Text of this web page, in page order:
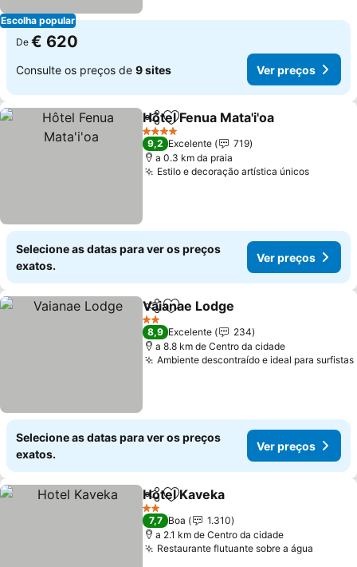
Escolha popular
De € 620
Consulte os preços de 9 sites Ver preços
PartilharAdicionar aos favoritos
Hôtel Fenua Mata'i'oa
4 Estrelas
9,2 Excelente
719
a 0.3 km da praia
Estilo e decoração artística únicos
Selecione as datas para ver os preços
exatos.
Ver preços
PartilharAdicionar aos favoritos
Vaianae Lodge
2 Estrelas
8,9 Excelente
234
a 8.8 km de Centro da cidade
Ambiente descontraído e ideal para surfistas
Selecione as datas para ver os preços
exatos.
Ver preços
PartilharAdicionar aos favoritos
Hotel Kaveka
2 Estrelas
7,7 Boa
1.310
a 2.1 km de Centro da cidade
Restaurante flutuante sobre a água